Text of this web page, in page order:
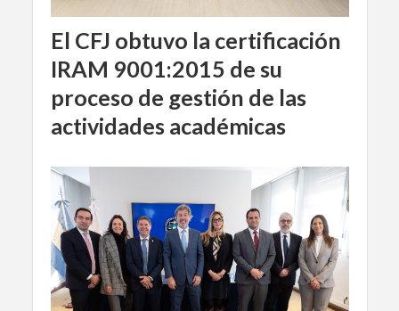
El CFJ obtuvo la certificación
IRAM 9001:2015 de su
proceso de gestión de las
actividades académicas